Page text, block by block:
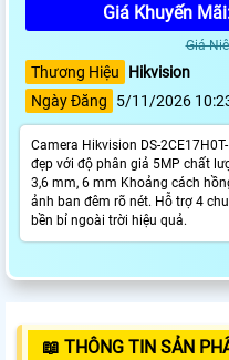
Giá Khuyến
Giá
Thương Hiệu
Hikvision
Ngày Đăng
5/11/2026
Camera Hikvision DS-
đẹp với độ phân giả 5MP chất
3,6 mm, 6 mm Khoảng cách
ảnh ban đêm rõ nét. Hỗ trợ 4
bền bỉ ngoài trời hiệu quả.
📖 THÔNG TIN SẢN